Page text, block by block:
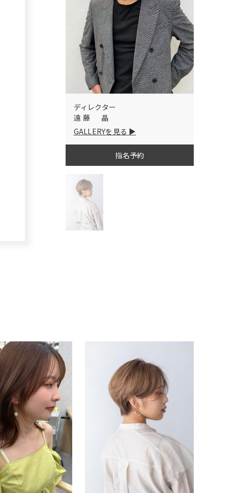
ディレクター
遠藤 晶
GALLERYを見る
指名予約